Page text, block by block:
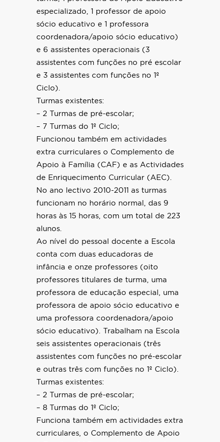
especializado, 1 professor de apoio
sócio educativo e 1 professora
coordenadora/apoio sócio educativo)
e 6 assistentes operacionais (3
assistentes com funções no pré escolar
e 3 assistentes com funções no 1º
Ciclo).
Turmas existentes:
– 2 Turmas de pré-escolar;
– 7 Turmas do 1º Ciclo;
Funcionou também em actividades
extra curriculares o Complemento de
Apoio à Família (CAF) e as Actividades
de Enriquecimento Curricular (AEC).
No ano lectivo 2010-2011 as turmas
funcionam no horário normal, das 9
horas às 15 horas, com um total de 223
alunos.
Ao nível do pessoal docente a Escola
conta com duas educadoras de
infância e onze professores (oito
professores titulares de turma, uma
professora de educação especial, uma
professora de apoio sócio educativo e
uma professora coordenadora/apoio
sócio educativo). Trabalham na Escola
seis assistentes operacionais (três
assistentes com funções no pré-escolar
e outras três com funções no 1º Ciclo).
Turmas existentes:
– 2 Turmas de pré-escolar;
– 8 Turmas do 1º Ciclo;
Funciona também em actividades extra
curriculares, o Complemento de Apoio